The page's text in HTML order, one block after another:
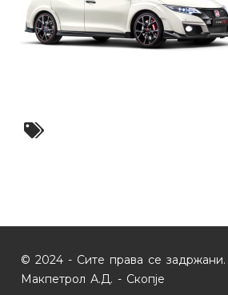
© 2024 - Сите права се задржани.
Макпетрол А.Д. - Скопје